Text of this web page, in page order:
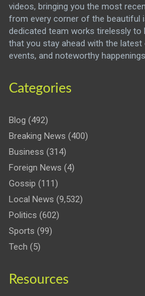
videos, bringing you the most
from every corner of the beautiful
dedicated team works tirelessly to
that you stay ahead with the
events, and noteworthy
Categories
Blog (492)
Breaking News (400)
Business (314)
Foreign News (4)
Gossip (111)
Local News (9,532)
Politics (602)
Sports (99)
Tech (5)
Resources